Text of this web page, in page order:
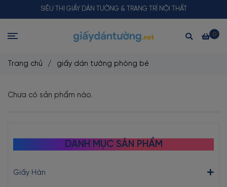
SIÊU THỊ GIẤY DÁN TƯỜNG & TRANG TRÍ NỘI THẤT
0
Trang chủ / giấy dán tường phòng bé
Chưa có sản phẩm nào.
DANH MỤC SẢN PHẨM
Giấy Hàn